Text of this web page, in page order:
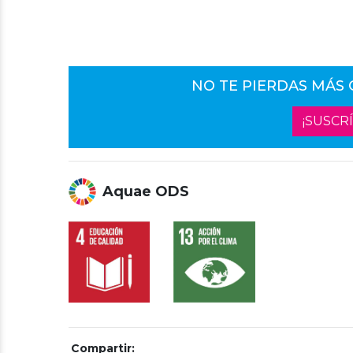
NO TE PIERDAS MÁS
Aquae ODS
Compartir: